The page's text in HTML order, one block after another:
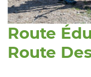
Route
Route